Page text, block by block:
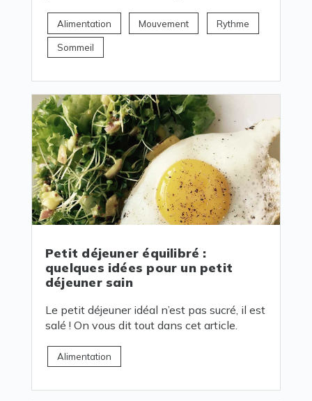
Alimentation Mouvement Rythme
Sommeil
Petit déjeuner équilibré :
quelques idées pour un petit
déjeuner sain
Le petit déjeuner idéal n’est pas sucré, il est
salé ! On vous dit tout dans cet article.
Alimentation